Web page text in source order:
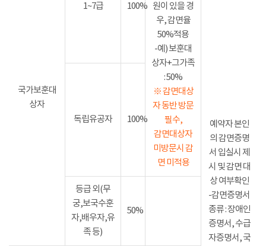
국가보훈대
상자
1~7급 100% 원이 있을 경
우, 감면율
50%적용
-예) 보훈대
상자+그가족
: 50%
※ 감면대상
자 동반 방문
필수,
감면대상자
미방문시 감
면 미적용
예약자 본인
의 감면증명
서 입실시 제
시 및 감면 대
상 여부확인
-감면증명서
종류 : 장애인
증명서, 수급
자증명서, 국
독립유공자 100%
등급 외(무
궁,보국수훈
자,배우자,유
족 등)
50%